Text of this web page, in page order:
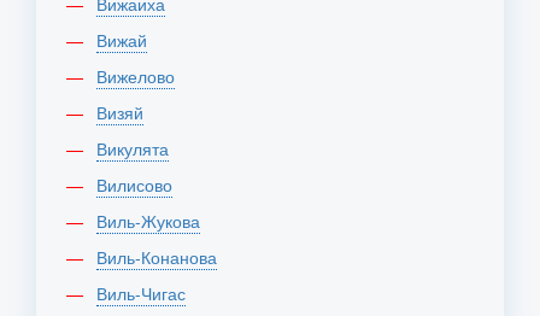
Вижай
Вижелово
Визяй
Викулята
Вилисово
Виль-Жукова
Виль-Конанова
Виль-Чигас